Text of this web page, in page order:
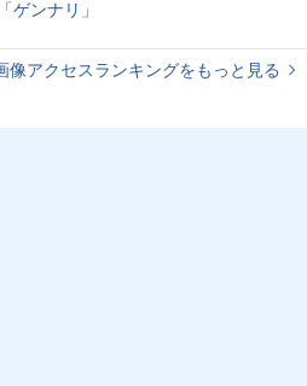
ゲンナリ」
像アクセスランキングをもっと見る